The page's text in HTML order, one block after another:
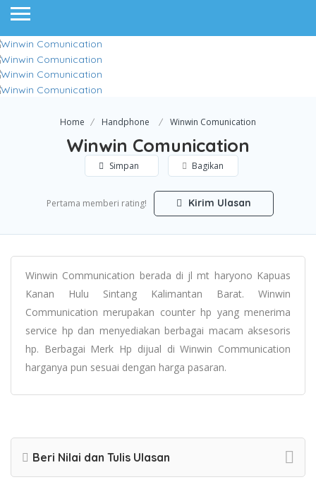
Home Handphone Winwin Comunication
Winwin Comunication
Simpan Bagikan
Pertama memberi rating! Kirim Ulasan
Winwin Communication berada di jl mt haryono Kapuas
Kanan Hulu Sintang Kalimantan Barat. Winwin
Communication merupakan counter hp yang menerima
service hp dan menyediakan berbagai macam aksesoris
hp. Berbagai Merk Hp dijual di Winwin Communication
harganya pun sesuai dengan harga pasaran.
Beri Nilai dan Tulis Ulasan